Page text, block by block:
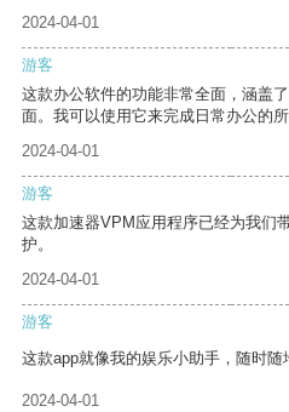
2024-04-01
游客
这款办公软件的功能非常全面，涵盖
面。我可以使用它来完成日常办公的所
2024-04-01
游客
这款加速器VPM应用程序已经为我们
护。
2024-04-01
游客
这款app就像我的娱乐小助手，随时随
2024-04-01